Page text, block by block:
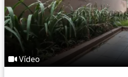
Vídeo